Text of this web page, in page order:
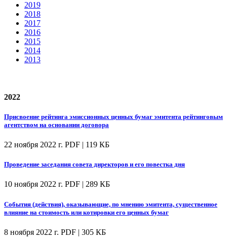
2019
2018
2017
2016
2015
2014
2013
2022
Присвоение рейтинга эмиссионных ценных бумаг эмитента рейтинговым
агентством на основании договора
22 ноября 2022 г. PDF | 119 КБ
Проведение заседания совета директоров и его повестка дня
10 ноября 2022 г. PDF | 289 КБ
События (действия), оказывающие, по мнению эмитента, существенное
влияние на стоимость или котировки его ценных бумаг
8 ноября 2022 г. PDF | 305 КБ